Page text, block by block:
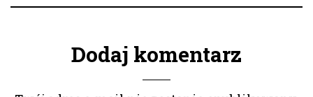
Dodaj komentarz